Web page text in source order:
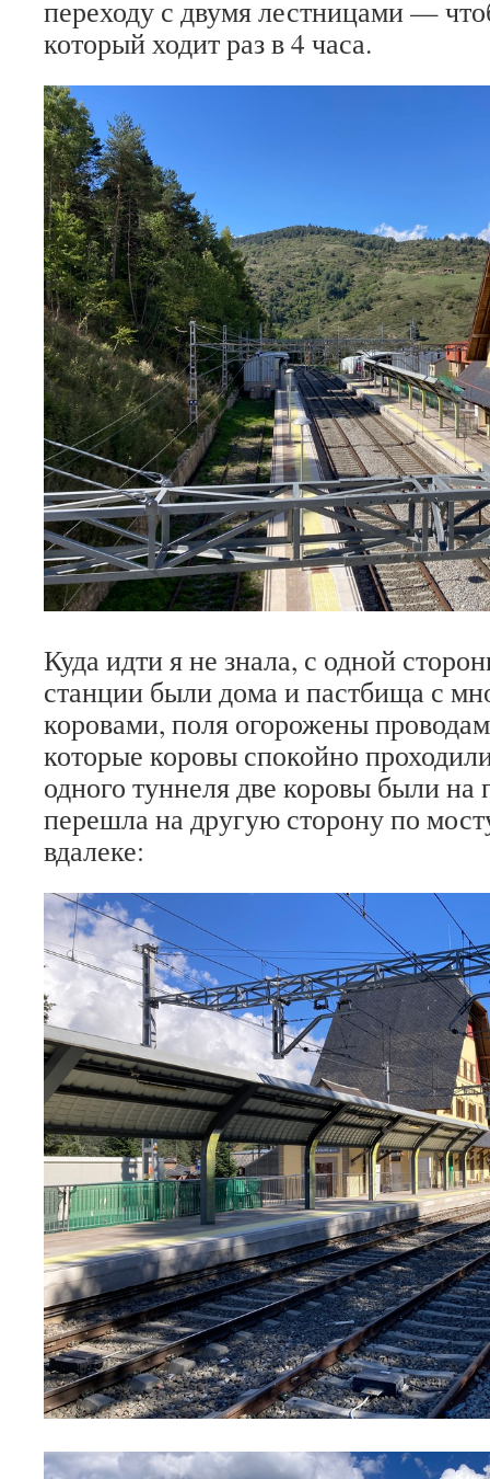
переходу с двумя лестницами —
который ходит раз в 4 часа.
Куда идти я не знала, с одной
станции были дома и пастбища с
коровами, поля огорожены
которые коровы спокойно
одного туннеля две коровы были на
перешла на другую сторону по
вдалеке: